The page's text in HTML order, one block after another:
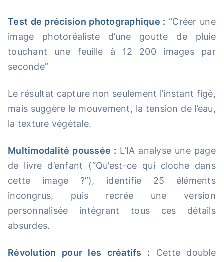
Test de précision photographique : “Créer une
image photoréaliste d’une goutte de pluie
touchant une feuille à 12 200 images par
seconde”
Le résultat capture non seulement l’instant figé,
mais suggère le mouvement, la tension de l’eau,
la texture végétale.
Multimodalité poussée : L’IA analyse une page
de livre d’enfant (“Qu’est-ce qui cloche dans
cette image ?”), identifie 25 éléments
incongrus, puis recrée une version
personnalisée intégrant tous ces détails
absurdes.
Révolution pour les créatifs : Cette double